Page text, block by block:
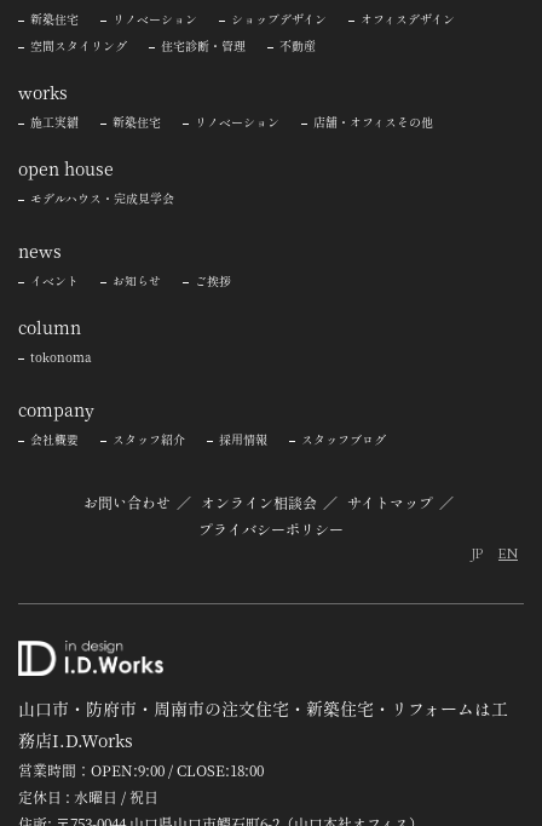
新築住宅 リノベーション ショップデザイン オフィスデザイン
空間スタイリング 住宅診断・管理 不動産
works
施工実績 新築住宅 リノベーション 店舗・オフィスその他
open house
モデルハウス・完成見学会
news
イベント お知らせ ご挨拶
column
tokonoma
company
会社概要 スタッフ紹介 採用情報 スタッフブログ
お問い合わせ オンライン相談会
サイトマップ
プライバシーポリシー
JP EN
山口市・防府市・周南市の注文住宅・新築住宅・リフォームは工
務店I.D.Works
営業時間：OPEN:9:00 / CLOSE:18:00
定休日 : 水曜日 / 祝日